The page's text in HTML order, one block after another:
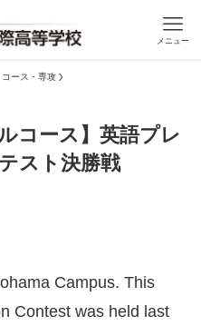
メニュー
コース・専攻
コース】英語プレ
スト決勝戦
Campus. This
Contest was held last